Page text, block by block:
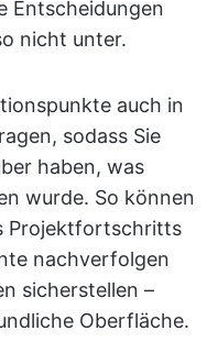
Entscheidungen
nicht unter.
auch in
sodass Sie
haben, was
wurde. So können
Projektfortschritts
nachverfolgen
sicherstellen –
Oberfläche.